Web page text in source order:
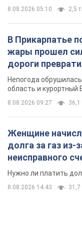
8.08.2026 05:10 2,5 т.
В Прикарпатье
жары прошел
дороги
Непогода
область и курортный
8.08.2026 09:27 36,1
Женщине
долга за газ из-
неисправного
вынес
Нужно ли платить
8.08.2026 14:43 31,7